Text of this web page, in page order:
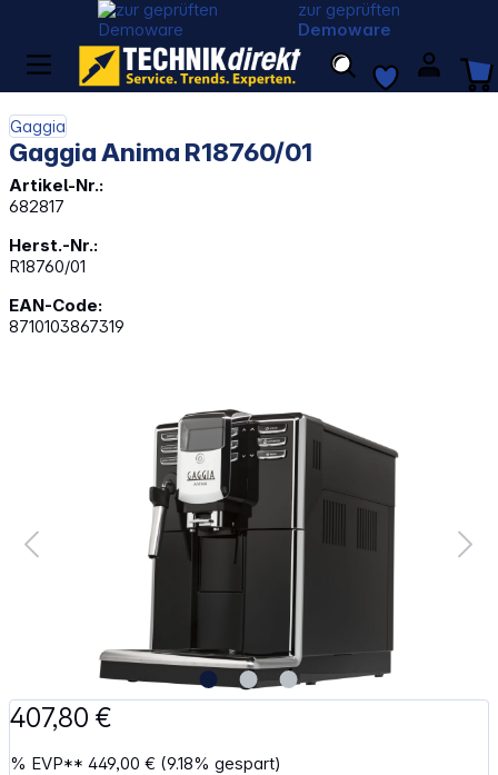
zur geprüften
Demoware
Gaggia
Gaggia Anima R18760/01
Artikel-Nr.:
682817
Herst.-Nr.:
R18760/01
EAN-Code:
8710103867319
Bildergalerie überspringen
407,80 €
% EVP**449,00 € (9.18% gespart)